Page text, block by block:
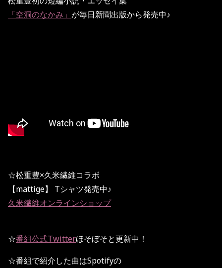
「空洞のなかみ」 が毎日新聞出版から発売中♪
☆松重豊×久米繊維コラボ
【mattige】 Tシャツ発売中♪
久米繊維オンラインショップ
☆番組公式Twitterほそぼそと更新中！
☆番組で紹介した曲はSpotifyの